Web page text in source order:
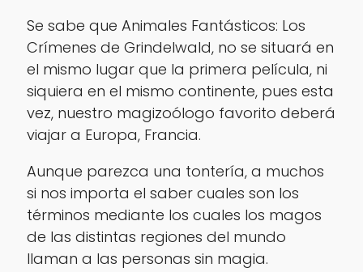
Se sabe que Animales Fantásticos: Los
Crímenes de Grindelwald, no se situará en
el mismo lugar que la primera película, ni
siquiera en el mismo continente, pues esta
vez, nuestro magizoólogo favorito deberá
viajar a Europa, Francia.
Aunque parezca una tontería, a muchos
si nos importa el saber cuales son los
términos mediante los cuales los magos
de las distintas regiones del mundo
llaman a las personas sin magia.